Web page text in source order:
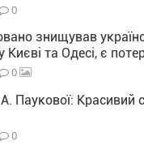
0
знищував
та Одесі, є
0
Паукової: Красивий
0